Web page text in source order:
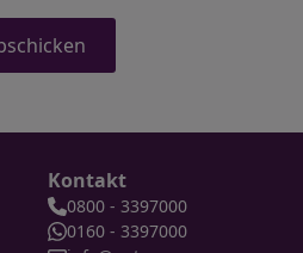
Kontakt
0800 - 3397000
0160 - 3397000